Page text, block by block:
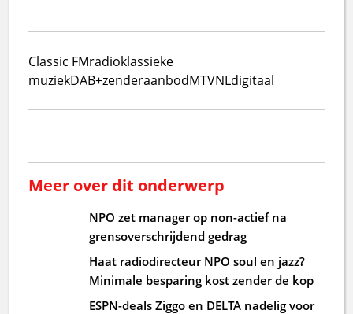
Classic FMradioklassieke
muziekDAB+zenderaanbodMTVNLdigitaal
Meer over dit onderwerp
NPO zet manager op non-actief na
grensoverschrijdend gedrag
Haat radiodirecteur NPO soul en jazz?
Minimale besparing kost zender de kop
ESPN-deals Ziggo en DELTA nadelig voor